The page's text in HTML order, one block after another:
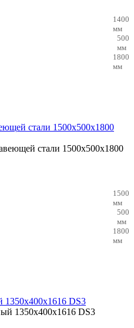
1400
мм
500
мм
1800
мм
стали 1500х500х1800
1500
мм
500
мм
1800
мм
1350х400х1616 DS3